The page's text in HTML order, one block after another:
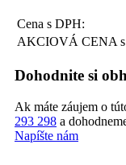
Cena s DPH:
AKCIOVÁ CENA
Dohodnite si
Ak máte záujem o
293 298 a
Napíšte nám